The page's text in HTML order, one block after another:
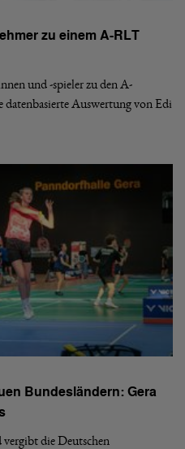
zu einem A-RLT
und -spieler zu den A-
datenbasierte Auswertung von Edi
Bundesländern: Gera
die Deutschen